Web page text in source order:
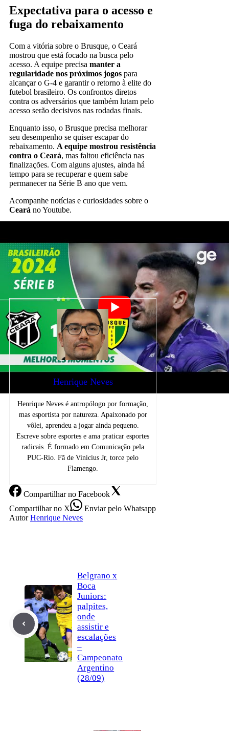
Expectativa para o acesso e
fuga do rebaixamento
Com a vitória sobre o Brusque, o Ceará
mostrou que está focado na busca pelo
acesso. A equipe precisa manter a
regularidade nos próximos jogos para
alcançar o G-4 e garantir o retorno à elite do
futebol brasileiro. Os confrontos diretos
contra os adversários que também lutam pelo
acesso serão decisivos nas rodadas finais.
Enquanto isso, o Brusque precisa melhorar
seu desempenho se quiser escapar do
rebaixamento. A equipe mostrou resistência
contra o Ceará, mas faltou eficiência nas
finalizações. Com alguns ajustes, ainda há
tempo para se recuperar e quem sabe
permanecer na Série B ano que vem.
Acompanhe notícias e curiosidades sobre o
Ceará no Youtube.
Telegram eFacebooke tenha acesso às
nossas novidades através das redes sociais.
Ceara
notícias
Henrique Neves
Henrique Neves é antropólogo por formação,
mas esportista por natureza. Apaixonado por
vôlei, aprendeu a jogar ainda pequeno.
Escreve sobre esportes e ama praticar esportes
radicais. É formado em Comunicação pela
PUC-Rio. Fã de Vinicius Jr, torce pelo
Flamengo.
Compartilharno Facebook
Compartilharno X Enviarpelo Whatsapp
Autor Henrique Neves
Belgrano x
Boca
Juniors:
palpites,
onde
assistir e
escalações
–
Campeonato
Argentino
(28/09)